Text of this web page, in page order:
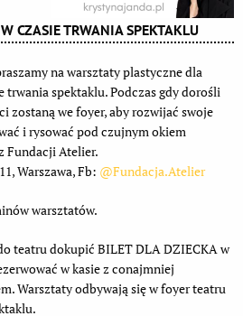
CZASIE TRWANIA SPEKTAKLU
na warsztaty plastyczne dla
trwania spektaklu. Podczas gdy dorośli
zostaną we foyer, aby rozwijać swoje
i rysować pod czujnym okiem
Fundacji Atelier.
Warszawa, Fb: @Fundacja.Atelier
warsztatów.
teatru dokupić BILET DLA DZIECKA w
w kasie z conajmniej
Warsztaty odbywają się w foyer teatru